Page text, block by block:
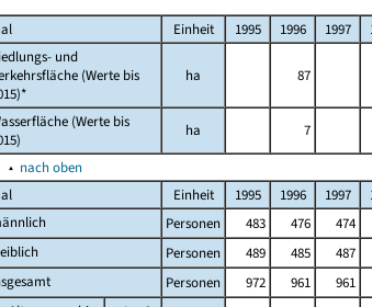
Einheit 1995 1996 1997
und
(Werte bis
ha 87
(Werte bis
ha 7
▴ nach oben
Einheit 1995 1996 1997
Personen 483 476 474
Personen 489 485 487
Personen 972 961 961